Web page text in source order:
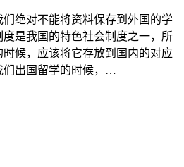
绝对不能将资料保存到外国的学
是我国的特色社会制度之一，所
候，应该将它存放到国内的对应
们出国留学的时候，…